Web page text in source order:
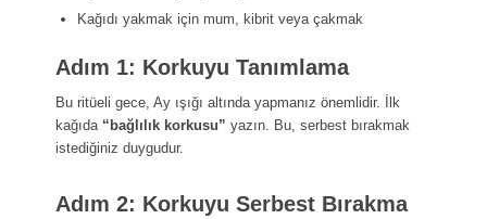
Kağıdı yakmak için mum, kibrit veya çakmak
Adım 1: Korkuyu Tanımlama
Bu ritüeli gece, Ay ışığı altında yapmanız önemlidir. İlk
kağıda “bağlılık korkusu” yazın. Bu, serbest bırakmak
istediğiniz duygudur.
Adım 2: Korkuyu Serbest Bırakma